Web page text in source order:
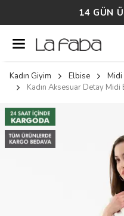
14 GÜN
Kadın Giyim Elbise
Midi
Kadın Aksesuar Detay Midi